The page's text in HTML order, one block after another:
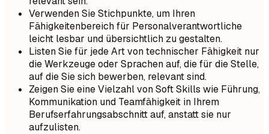
Verwenden Sie Stichpunkte, um Ihren
Fähigkeitenbereich für Personalverantwortliche
leicht lesbar und übersichtlich zu gestalten.
Listen Sie für jede Art von technischer Fähigkeit nur
die Werkzeuge oder Sprachen auf, die für die Stelle,
auf die Sie sich bewerben, relevant sind.
Zeigen Sie eine Vielzahl von Soft Skills wie Führung,
Kommunikation und Teamfähigkeit in Ihrem
Berufserfahrungsabschnitt auf, anstatt sie nur
aufzulisten.